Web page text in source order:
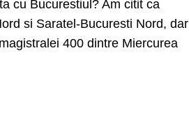
cu Bucurestiul? Am citit ca
si Saratel-Bucuresti Nord, dar
400 dintre Miercurea